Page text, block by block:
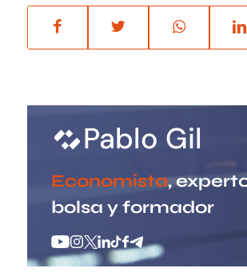
Pablo Gil
Economista,
bolsa y formador